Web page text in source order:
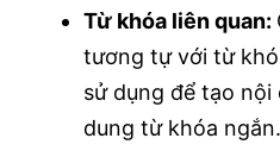
Từ khóa liên quan:
tương tự với từ
sử dụng để tạo
dung từ khóa ngắn.